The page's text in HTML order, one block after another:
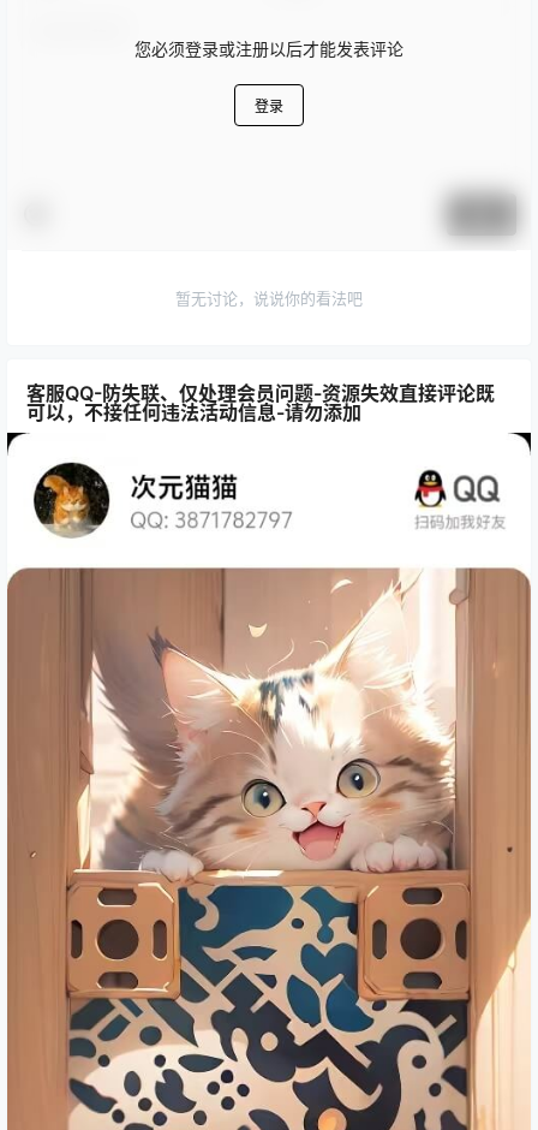
您必须登录或注册以后才能发表评论
登录
暂无讨论，说说你的看法吧
客服QQ-防失联、仅处理会员问题-资源失效直接评论既
可以，不接任何违法活动信息-请勿添加